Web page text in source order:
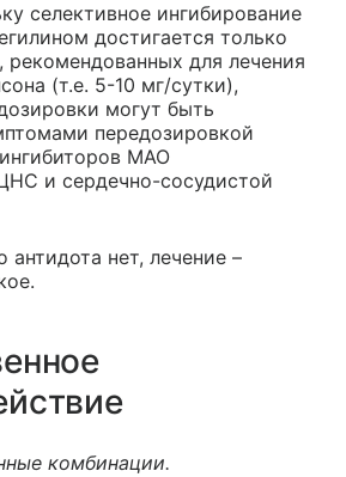
селективное ингибирование
достигается только
рекомендованных для лечения
(т.е. 5-10 мг/сутки),
могут быть
передозировкой
МАО
и сердечно-сосудистой
антидота нет, лечение –
комбинации.